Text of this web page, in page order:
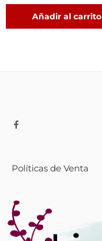
Añadir al carrito
Políticas de Venta